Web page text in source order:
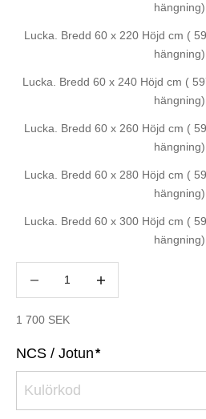
hängning)
Lucka. Bredd 60 x 220 Höjd cm (
hängning)
Lucka. Bredd 60 x 240 Höjd cm (
hängning)
Lucka. Bredd 60 x 260 Höjd cm (
hängning)
Lucka. Bredd 60 x 280 Höjd cm (
hängning)
Lucka. Bredd 60 x 300 Höjd cm (
hängning)
REA-pris
1 700 SEK
NCS / Jotun*